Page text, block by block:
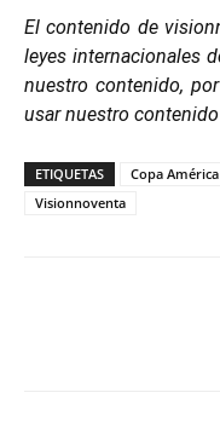
El contenido de
leyes internacionales
nuestro contenido,
usar nuestro
ETIQUETAS Copa
Visionnoventa